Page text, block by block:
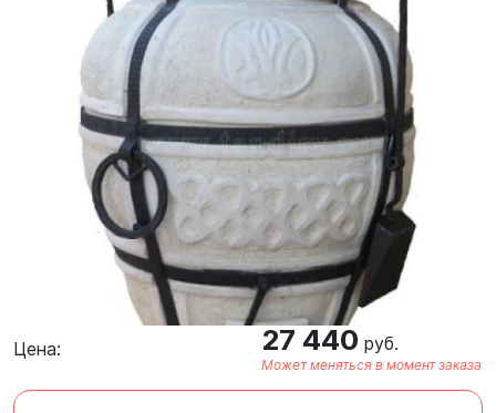
Цена: 27 440 руб.
Может меняться в момент заказа